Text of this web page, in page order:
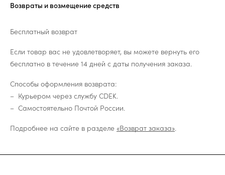
Возвраты и возмещение средств
Бесплатный возврат
Если товар вас не удовлетворяет, вы можете вернуть его
бесплатно в течение 14 дней с даты получения заказа.
Способы оформления возврата:
Курьером через службу CDEK.
Самостоятельно Почтой России.
Подробнее на сайте в разделе «Возврат заказа».